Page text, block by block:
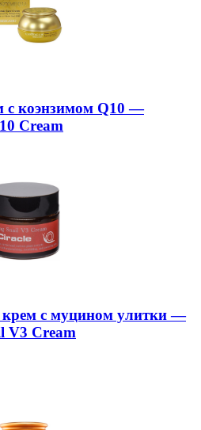
с коэнзимом Q10 —
Cream
с муцином улитки —
V3 Cream